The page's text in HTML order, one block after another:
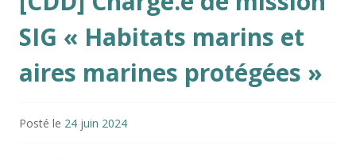
SIG « Habitats marins et
aires marines protégées »
Posté le 24 juin 2024